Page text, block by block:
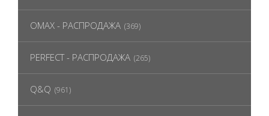
OMAX - РАСПРОДАЖА (369)
PERFECT - РАСПРОДАЖА (265)
Q&Q (961)